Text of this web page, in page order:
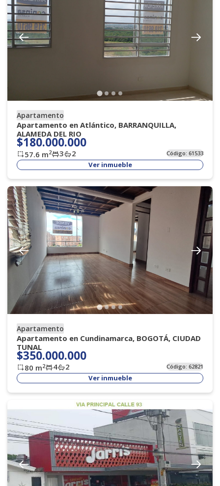
Apartamento
Apartamento en Atlántico, BARRANQUILLA,
ALAMEDA DEL RIO
$180.000.000
57.6 m2 3 2 Código:61533
Ver inmueble
Apartamento
Apartamento en Cundinamarca, BOGOTÁ, CIUDAD
TUNAL
$350.000.000
80 m2 4 2 Código:62821
Ver inmueble